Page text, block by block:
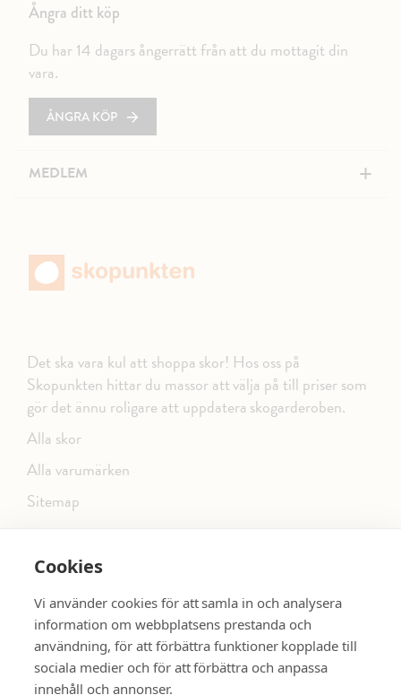
Cookies
Vi använder cookies för att samla in och analysera
information om webbplatsens prestanda och
användning, för att förbättra funktioner kopplade till
sociala medier och för att förbättra och anpassa
innehåll och annonser.
Ångra ditt köp
Du har 14 dagars ångerrätt från att du mottagit din
vara.
ÅNGRA KÖP
MEDLEM +
Det ska vara kul att shoppa skor! Hos oss på
Skopunkten hittar du massor att välja på till priser som
gör det ännu roligare att uppdatera skogarderoben.
Alla skor
Alla varumärken
Sitemap
FÖLJ OSS PÅ SOCIALA MEDIER
SE MER SKOR: dinsko.se